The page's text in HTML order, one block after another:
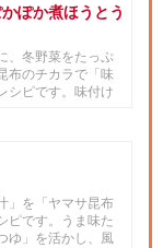
ぽか煮ほうとう
、冬野菜をたっぷ
布のチカラで「味
シピです。味付け
」を「ヤマサ昆布
ピです。うま味た
ゆ」を活かし、風